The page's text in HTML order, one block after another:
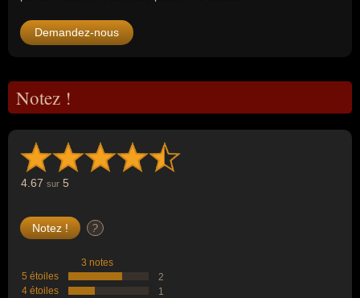
Demandez-nous
Notez !
4.67 sur 5
?
3 notes
5 étoiles
2
4 étoiles
1